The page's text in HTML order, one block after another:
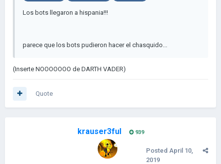
Los bots llegaron a hispania!!!
parece que los bots pudieron hacer el chasquido...
(Inserte NOOOOOOO de DARTH VADER)
Quote
krauser3ful 939
Posted April 10,
2019